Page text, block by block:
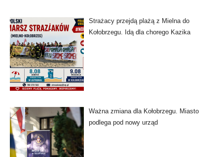
Strażacy przejdą plażą z Mielna do
Kołobrzegu. Idą dla chorego Kazika
Ważna zmiana dla Kołobrzegu. Miasto
podlega pod nowy urząd